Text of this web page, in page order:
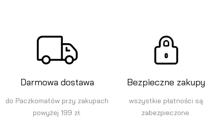
Darmowa dostawa
do Paczkomatów przy zakupach
powyżej 199 zł.
Bezpieczne zakupy
wszystkie płatności są
zabezpieczone.